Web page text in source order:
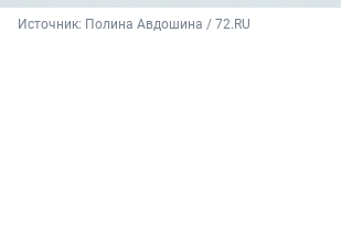
Источник: Полина Авдошина / 72.RU